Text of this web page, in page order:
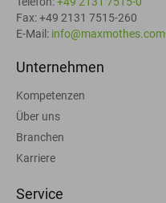
Fax: +49 2131 7515-260
E-Mail: info@maxmothes.com
Unternehmen
Kompetenzen
Über uns
Branchen
Karriere
Service